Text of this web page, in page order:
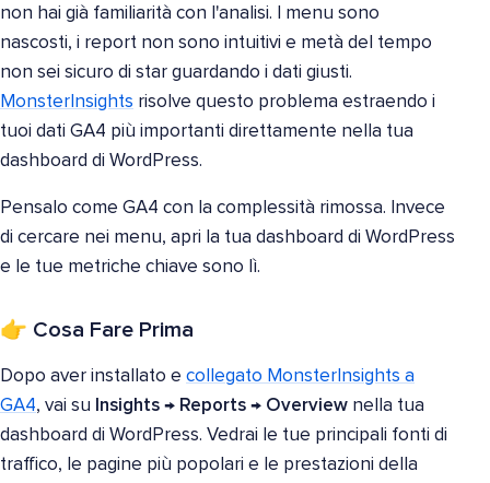
non hai già familiarità con l'analisi. I menu sono
nascosti, i report non sono intuitivi e metà del tempo
non sei sicuro di star guardando i dati giusti.
MonsterInsights risolve questo problema estraendo i
tuoi dati GA4 più importanti direttamente nella tua
dashboard di WordPress.
Pensalo come GA4 con la complessità rimossa. Invece
di cercare nei menu, apri la tua dashboard di WordPress
e le tue metriche chiave sono lì.
👉 Cosa Fare Prima
Dopo aver installato e collegato MonsterInsights a
GA4, vai su Insights → Reports → Overview nella tua
dashboard di WordPress. Vedrai le tue principali fonti di
traffico, le pagine più popolari e le prestazioni della